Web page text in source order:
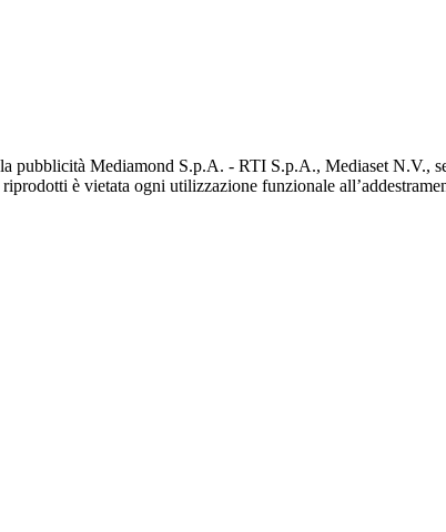
Mediamond S.p.A. - RTI S.p.A., Mediaset N.V.,
è vietata ogni utilizzazione funzionale